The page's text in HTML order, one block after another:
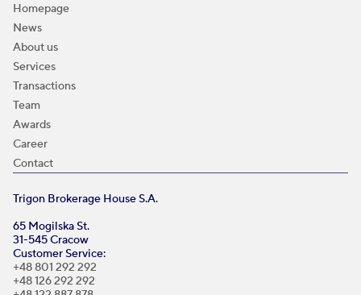
Homepage
News
About us
Services
Transactions
Team
Awards
Career
Contact
Trigon Brokerage House S.A.
65 Mogilska St.
31-545 Cracow
Customer Service:
+48 801 292 292
+48 126 292 292